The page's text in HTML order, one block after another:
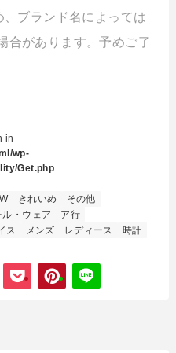
ブランド名によっては
合があります。予めご了
in
wp-
Get.php
W きれいめ
その他
ル・ウェア
ア行
ス メンズ レディース 時計